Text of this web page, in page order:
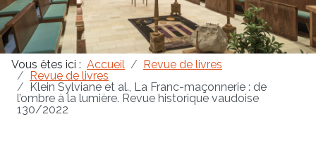
Vous êtes ici : Accueil
Revue de livres
Revue de livres
Klein Sylviane et al., La Franc-maçonnerie : de
l’ombre à la lumière. Revue historique vaudoise
130/2022
Masonica 47
Masonica 46
Masonica 45